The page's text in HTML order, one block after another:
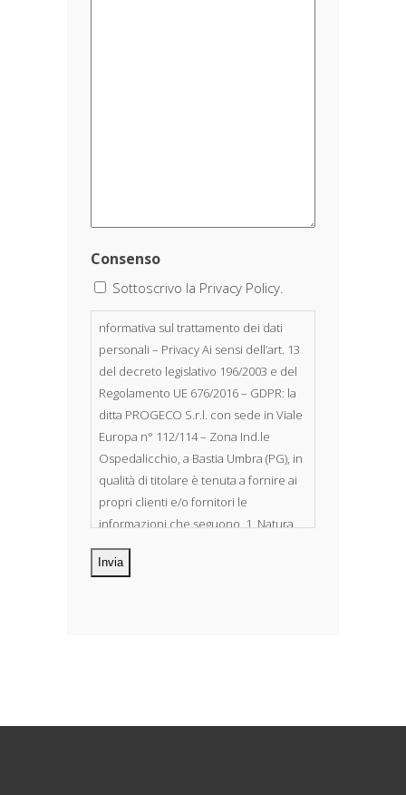
Consenso
Sottoscrivo la Privacy Policy.
nformativa sul trattamento dei dati
personali – Privacy Ai sensi dell’art. 13
del decreto legislativo 196/2003 e del
Regolamento UE 676/2016 – GDPR: la
ditta PROGECO S.r.l. con sede in Viale
Europa n° 112/114 – Zona Ind.le
Ospedalicchio, a Bastia Umbra (PG), in
qualità di titolare è tenuta a fornire ai
propri clienti e/o fornitori le
informazioni che seguono. 1. Natura
dei dati personali Costituiscono
oggetto di trattamento i Suoi dati